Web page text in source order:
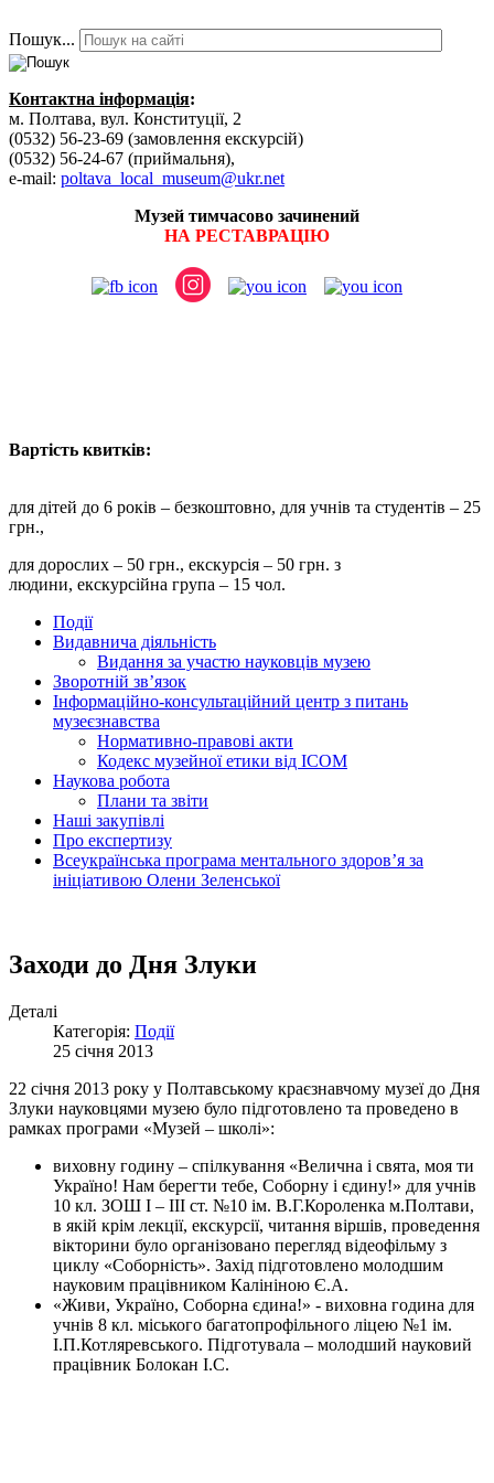
Пошук...
Контактна інформація:
м. Полтава, вул. Конституції, 2
(0532) 56-23-69 (замовлення екскурсій)
(0532) 56-24-67 (приймальня),
e-mail: poltava_local_museum@ukr.net
Музей тимчасово зачинений
НА РЕСТАВРАЦІЮ
Вартість квитків:
для дітей до 6 років – безкоштовно, для учнів та студентів – 25
грн.,
для дорослих – 50 грн., екскурсія – 50 грн. з
людини, екскурсійна група – 15 чол.
Події
Видавнича діяльність
Видання за участю науковців музею
Зворотній зв’язок
Інформаційно-консультаційний центр з питань
музеєзнавства
Нормативно-правові акти
Кодекс музейної етики від ІСОМ
Наукова робота
Плани та звіти
Наші закупівлі
Про експертизу
Всеукраїнська програма ментального здоров’я за
ініціативою Олени Зеленської
Заходи до Дня Злуки
Деталі
Категорія: Події
25 січня 2013
22 січня 2013 року у Полтавському краєзнавчому музеї до Дня
Злуки науковцями музею було підготовлено та проведено в
рамках програми «Музей – школі»:
виховну годину – спілкування «Велична і свята, моя ти
Україно! Нам берегти тебе, Соборну і єдину!» для учнів
10 кл. ЗОШ І – ІІІ ст. №10 ім. В.Г.Короленка м.Полтави,
в якій крім лекції, екскурсії, читання віршів, проведення
вікторини було організовано перегляд відеофільму з
циклу «Соборність». Захід підготовлено молодшим
науковим працівником Калініною Є.А.
«Живи, Україно, Соборна єдина!» - виховна година для
учнів 8 кл. міського багатопрофільного ліцею №1 ім.
І.П.Котляревського. Підготувала – молодший науковий
працівник Болокан І.С.